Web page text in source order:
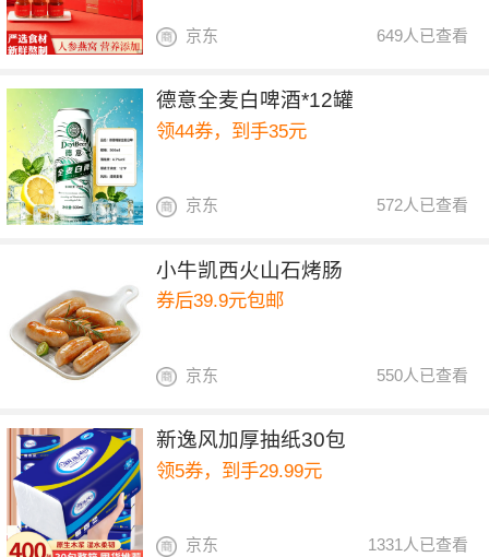
649人已查看
京东
德意全麦白啤酒*12罐
领44券，到手35元
572人已查看
京东
小牛凯西火山石烤肠
券后39.9元包邮
550人已查看
京东
新逸风加厚抽纸30包
领5券，到手29.99元
1331人已查看
京东